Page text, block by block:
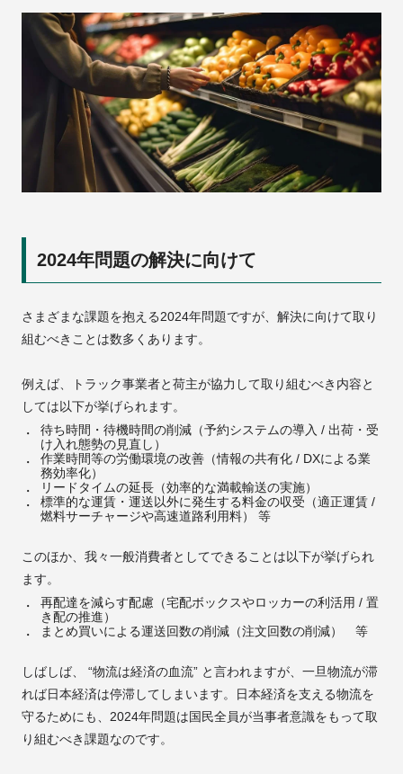
2024年問題の解決に向けて
さまざまな課題を抱える2024年問題ですが、解決に向けて取り
組むべきことは数多くあります。
例えば、トラック事業者と荷主が協力して取り組むべき内容と
しては以下が挙げられます。
待ち時間・待機時間の削減（予約システムの導入 / 出荷・受
け入れ態勢の見直し）
作業時間等の労働環境の改善（情報の共有化 / DXによる業
務効率化）
リードタイムの延長（効率的な満載輸送の実施）
標準的な運賃・運送以外に発生する料金の収受（適正運賃 /
燃料サーチャージや高速道路利用料） 等
このほか、我々一般消費者としてできることは以下が挙げられ
ます。
再配達を減らす配慮（宅配ボックスやロッカーの利活用 / 置
き配の推進）
まとめ買いによる運送回数の削減（注文回数の削減） 等
しばしば、 “物流は経済の血流” と言われますが、一旦物流が滞
れば日本経済は停滞してしまいます。日本経済を支える物流を
守るためにも、2024年問題は国民全員が当事者意識をもって取
り組むべき課題なのです。